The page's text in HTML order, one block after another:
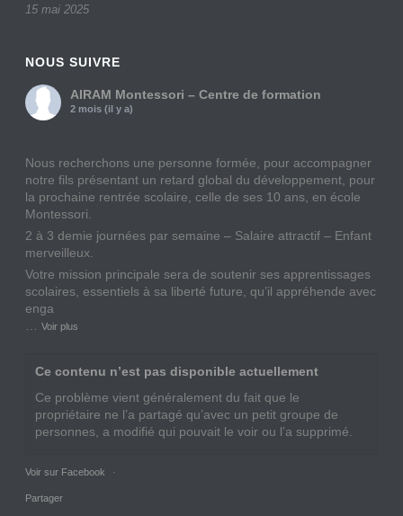
15 mai 2025
NOUS SUIVRE
AIRAM Montessori – Centre de formation
2 mois (il y a)
Nous recherchons une personne formée, pour accompagner
notre fils présentant un retard global du développement, pour
la prochaine rentrée scolaire, celle de ses 10 ans, en école
Montessori.
2 à 3 demie journées par semaine – Salaire attractif – Enfant
merveilleux.
Votre mission principale sera de soutenir ses apprentissages
scolaires, essentiels à sa liberté future, qu’il appréhende avec
enga
…Voir plus
Ce contenu n’est pas disponible actuellement
Ce problème vient généralement du fait que le
propriétaire ne l’a partagé qu’avec un petit groupe de
personnes, a modifié qui pouvait le voir ou l’a supprimé.
Voir sur Facebook ·
Partager